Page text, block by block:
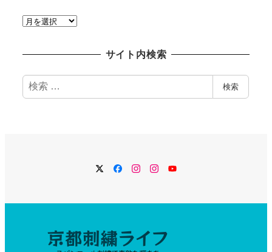
過
サイト内検索
検
索
検索
TwitterFacebook
Instagram
Instagram
YouTube